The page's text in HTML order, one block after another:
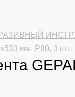
мм, Р80, 3 шт.